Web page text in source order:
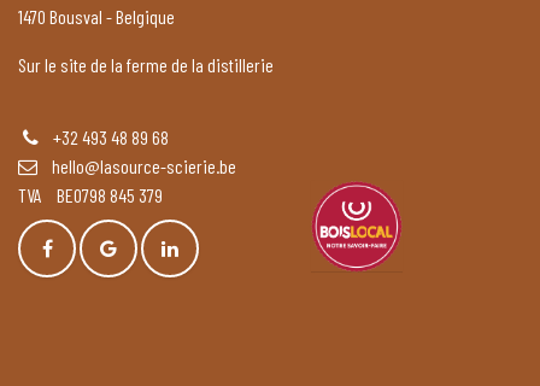
1470 Bousval - Belgique
Sur le site de la ferme de la distillerie
+32 493 48 89 68
hello@lasource-scierie.be
TVA BE0798 845 379